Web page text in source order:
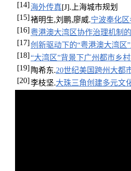
[14]海外传真[J].上海城市规划
[15]褚明生,刘鹏,廖威.宁波奉化
[16]粤港澳大湾区协作治理机制
[17]创新驱动下的“粤港澳大湾区
[18]“大湾区”背景下广州都市乡
[19] 陶希东.20世纪美国跨州大都
[20]李枝坚.大珠三角创建多元文